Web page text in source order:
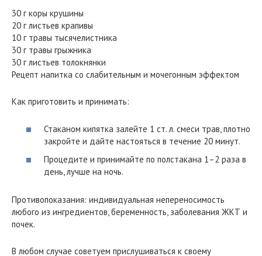
30 г коры крушины
20 г листьев крапивы
10 г травы тысячелистника
30 г травы грыжника
30 г листьев толокнянки
Рецепт напитка со слабительным и мочегонным эффектом
Как приготовить и принимать:
Стаканом кипятка залейте 1 ст. л. смеси трав, плотно
закройте и дайте настояться в течение 20 минут.
Процедите и принимайте по полстакана 1–2 раза в
день, лучше на ночь.
Противопоказания: индивидуальная непереносимость
любого из ингредиентов, беременность, заболевания ЖКТ и
почек.
В любом случае советуем прислушиваться к своему